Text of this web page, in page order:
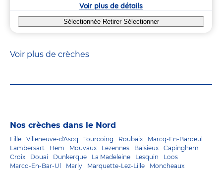
Voir plus de détails
Sélectionnée Retirer Sélectionner
Voir plus de crèches
Nos crèches dans le Nord
Lille Villeneuve-d'Ascq Tourcoing Roubaix
Marcq-En-Baroeul
Lambersart
Hem Mouvaux Lezennes Baisieux
Capinghem
Croix
Douai Dunkerque La Madeleine Lesquin
Loos
Marcq-En-Bar-Ul
Marly Marquette-Lez-Lille
Moncheaux